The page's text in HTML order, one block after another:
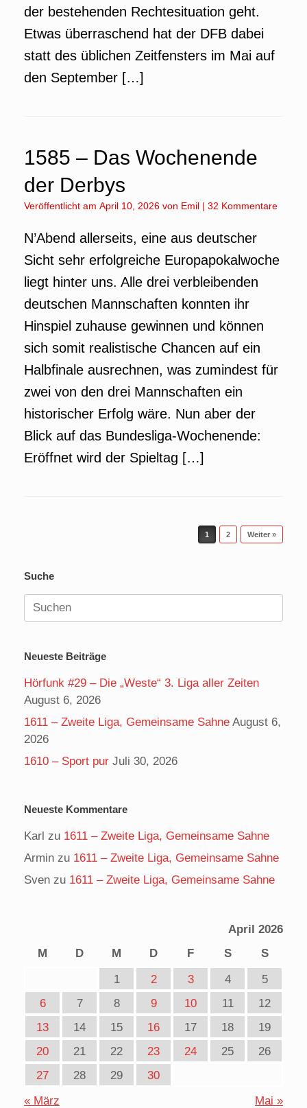
der bestehenden Rechtesituation geht.
Etwas überraschend hat der DFB dabei
statt des üblichen Zeitfensters im Mai auf
den September […]
1585 – Das Wochenende
der Derbys
Veröffentlicht am April 10, 2026 von Emil | 32 Kommentare
N’Abend allerseits, eine aus deutscher
Sicht sehr erfolgreiche Europapokalwoche
liegt hinter uns. Alle drei verbleibenden
deutschen Mannschaften konnten ihr
Hinspiel zuhause gewinnen und können
sich somit realistische Chancen auf ein
Halbfinale ausrechnen, was zumindest für
zwei von den drei Mannschaften ein
historischer Erfolg wäre. Nun aber der
Blick auf das Bundesliga-Wochenende:
Eröffnet wird der Spieltag […]
1 2 Weiter »
Suche
Suchen
nach:
Neueste Beiträge
Hörfunk #29 – Die „Weste“ 3. Liga aller Zeiten
August 6, 2026
1611 – Zweite Liga, Gemeinsame Sahne August 6,
2026
1610 – Sport pur Juli 30, 2026
Neueste Kommentare
Karl zu 1611 – Zweite Liga, Gemeinsame Sahne
Armin zu 1611 – Zweite Liga, Gemeinsame Sahne
Sven zu 1611 – Zweite Liga, Gemeinsame Sahne
April 2026
M
D M D F S
S
1
2 3 4
5
6
7 8 9 10 11
12
13
14 15 16 17 18
19
20
21 22 23 24 25
26
27
28 29
30
« März
Mai »